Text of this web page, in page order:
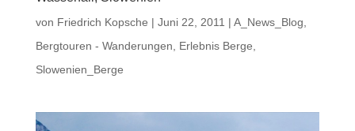
von Friedrich Kopsche | Juni 22, 2011 | A_News_Blog
Bergtouren - Wanderungen
Erlebnis Berge
Slowenien_Berge